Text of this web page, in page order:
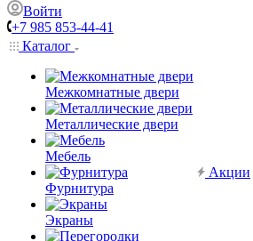
Войти
+7 985 853-44-41
Каталог
Межкомнатные двери
Металлические двери
Мебель
Фурнитура
Экраны
Акции